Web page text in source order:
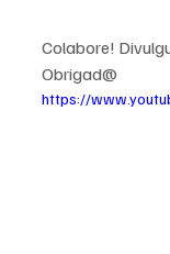
Colabore!
Obrigad@
https://